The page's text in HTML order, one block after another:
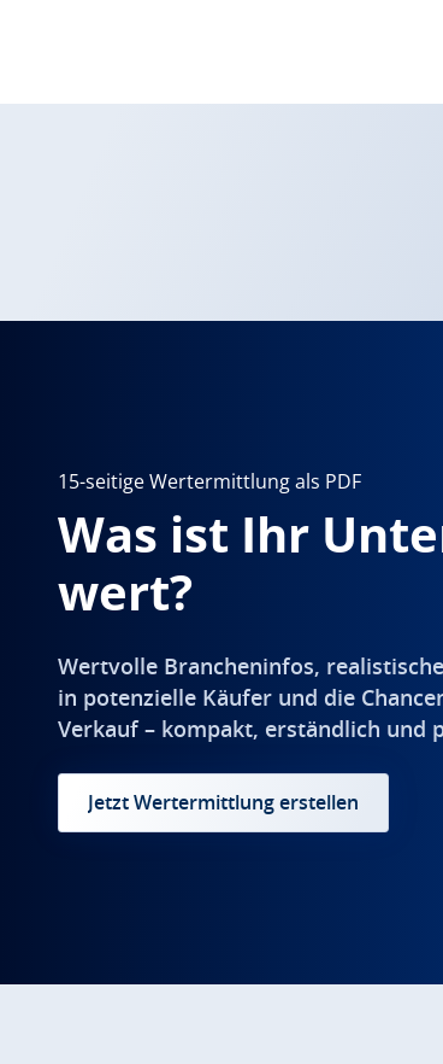
15-seitige Wertermittlung als PDF
Was ist Ihr
wert?
Wertvolle Brancheninfos,
in potenzielle Käufer und die
Verkauf – kompakt, erständlich und
Jetzt Wertermittlung erstellen